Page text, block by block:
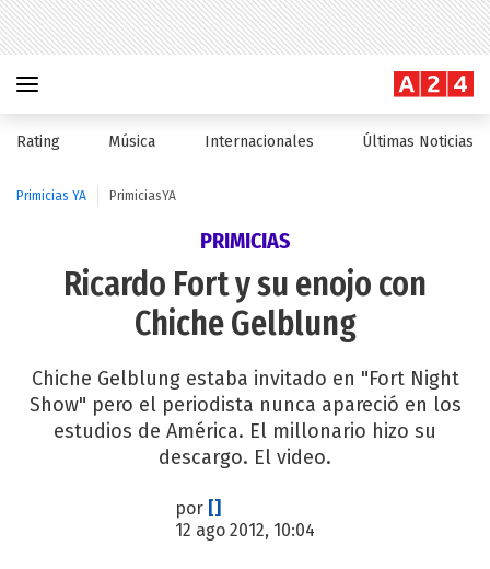
Rating Música Internacionales Últimas Noticias
Primicias YA PrimiciasYA
PRIMICIAS
Ricardo Fort y su enojo con
Chiche Gelblung
Chiche Gelblung estaba invitado en "Fort Night
Show" pero el periodista nunca apareció en los
estudios de América. El millonario hizo su
descargo. El video.
por []
12 ago 2012, 10:04